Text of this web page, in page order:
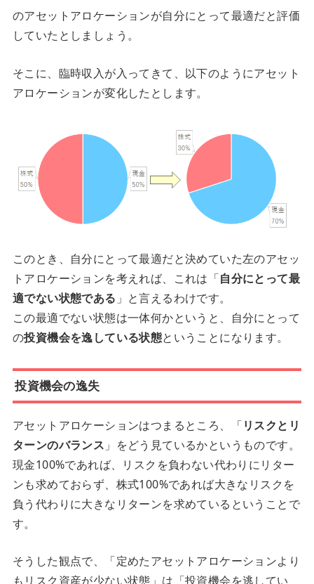
のアセットアロケーションが自分にとって最適だと評価
していたとしましょう。
そこに、臨時収入が入ってきて、以下のようにアセット
アロケーションが変化したとします。
このとき、自分にとって最適だと決めていた左のアセッ
トアロケーションを考えれば、これは「自分にとって最
適でない状態である 」と言えるわけです。
この最適でない状態は一体何かというと、自分にとって
の投資機会を逸している状態ということになります。
投資機会の逸失
アセットアロケーションはつまるところ、「リスクとリ
ターンのバランス 」をどう見ているかというものです。
現金100%であれば、リスクを負わない代わりにリター
ンも求めておらず、株式100%であれば大きなリスクを
負う代わりに大きなリターンを求めているということで
す。
そうした観点で、「定めたアセットアロケーションより
もリスク資産が少ない状態」は「投資機会を逃してい